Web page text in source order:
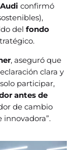
Audiconfirmó
delfondo
, aseguró que
clara y
participar,
antes de
de cambio
innovadora”.